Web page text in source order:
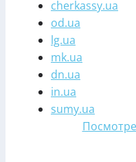
cherkassy.ua
od.ua
lg.ua
mk.ua
dn.ua
in.ua
sumy.ua